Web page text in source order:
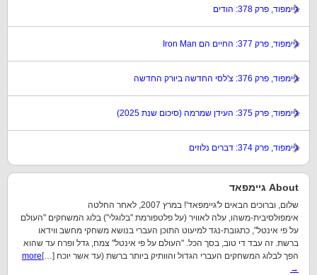
גיימפוד, פרק 378: הודים
גיימפוד, פרק 377: החיים הם Iron Man
גיימפוד, פרק 376: צ'לסי החדשה ביורק החדשה
גיימפוד, פרק 375: העידן שמרמה (סיכום שנת 2025)
גיימפוד, פרק 374: דברים נלוזים
About גיימפאד
שלום, וברוכים הבאים ל'גיימפאד'! במרץ 2007, לאחר החלטה
אימפולסיבית-משהו, עלה לאוויר (על פלטפורמת "בלוגלי") בלוג המשחקים "העולם
על פי אינטל", כתגובת-נגד למיעוט התוכן העברי בנושא משחקי מחשב ווידאו
ברשת. זה עבד די טוב, בסך הכל. "העולם על פי אינטל" צמח, גדל ופרח עד שהוא
הפך לבלוג המשחקים העברי הגדול והוותיק ביותר ברשת (עד אשר יוכח […] more
→